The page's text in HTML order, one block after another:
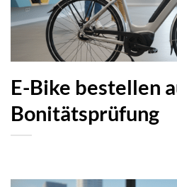
E-Bike bestellen
Bonitätsprüfung